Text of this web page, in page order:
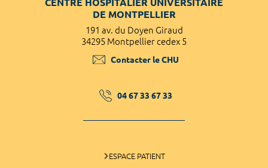
DE MONTPELLIER
191 av. du Doyen Giraud
34295 Montpellier cedex 5
Contacter le CHU
04 67 33 67 33
ESPACE PATIENT